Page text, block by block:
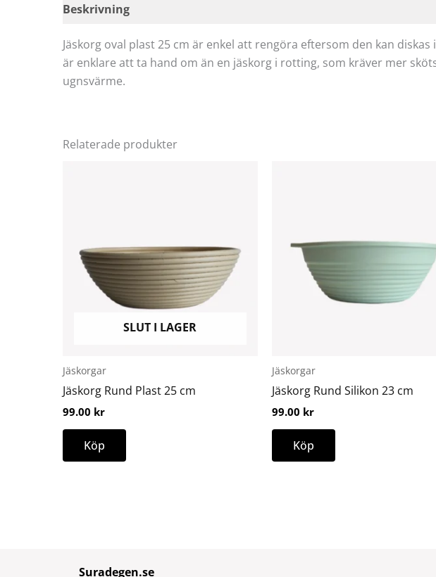
Beskrivning
Jäskorg oval plast 25 cm är enkel att rengöra eftersom den kan
är enklare att ta hand om än en jäskorg i rotting, som kräver mer
ugnsvärme.
Relaterade produkter
SLUT I LAGER
Jäskorgar
Jäskorg Rund Plast 25 cm
99.00 kr
Köp
flera
varianter.
De
olika
kan
produktsidan
Jäskorgar
Jäskorg Rund Silikon 23 cm
99.00 kr
Köp
flera
olika
produktsidan
Suradegen.se